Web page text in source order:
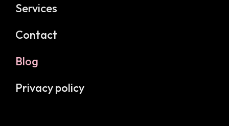
Services
Contact
Blog
Privacy policy